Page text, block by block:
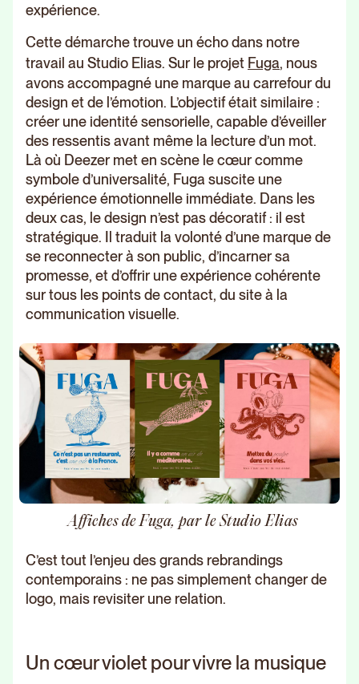
expérience.
Cette démarche trouve un écho dans notre
travail au Studio Elias. Sur le projet Fuga, nous
avons accompagné une marque au carrefour du
design et de l’émotion. L’objectif était similaire :
créer une identité sensorielle, capable d’éveiller
des ressentis avant même la lecture d’un mot.
Là où Deezer met en scène le cœur comme
symbole d’universalité, Fuga suscite une
expérience émotionnelle immédiate. Dans les
deux cas, le design n’est pas décoratif : il est
stratégique. Il traduit la volonté d’une marque de
se reconnecter à son public, d’incarner sa
promesse, et d’offrir une expérience cohérente
sur tous les points de contact, du site à la
communication visuelle.
Affiches de Fuga, par le Studio Elias
C’est tout l’enjeu des grands rebrandings
contemporains : ne pas simplement changer de
logo, mais revisiter une relation.
Un cœur violet pour vivre la musique